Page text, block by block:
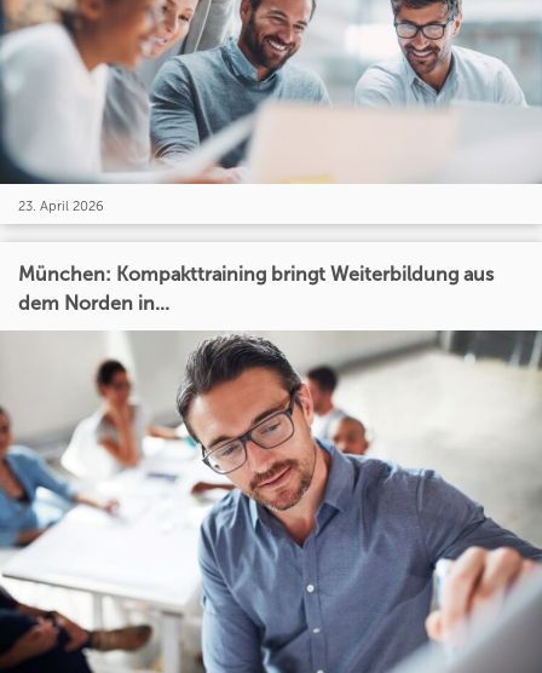
23. April 2026
München: Kompakttraining bringt Weiterbildung aus
dem Norden in...